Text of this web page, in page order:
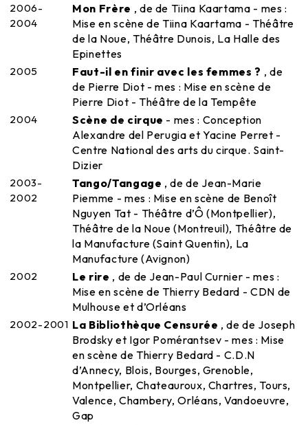
2006-
2004
Mon Frère , de de Tiina Kaartama - mes :
Mise en scène de Tiina Kaartama - Théâtre
de la Noue, Théâtre Dunois, La Halle des
Epinettes
2005 Faut-il en finir avec les femmes ? , de
de Pierre Diot - mes : Mise en scène de
Pierre Diot - Théâtre de la Tempête
2004 Scène de cirque - mes : Conception
Alexandre del Perugia et Yacine Perret -
Centre National des arts du cirque. Saint-
Dizier
2003-
2002
Tango/Tangage , de de Jean-Marie
Piemme - mes : Mise en scène de Benoît
Nguyen Tat - Théâtre d’Ô (Montpellier),
Théâtre de la Noue (Montreuil), Théâtre de
la Manufacture (Saint Quentin), La
Manufacture (Avignon)
2002 Le rire , de de Jean-Paul Curnier - mes :
Mise en scène de Thierry Bedard - CDN de
Mulhouse et d’Orléans
2002-2001 La Bibliothèque Censurée , de de Joseph
Brodsky et Igor Pomérantsev - mes : Mise
en scène de Thierry Bedard - C.D.N
d’Annecy, Blois, Bourges, Grenoble,
Montpellier, Chateauroux, Chartres, Tours,
Valence, Chambery, Orléans, Vandoeuvre,
Gap